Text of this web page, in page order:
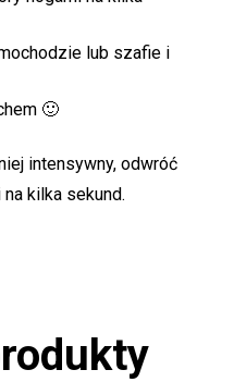
lub szafie i
🙂
intensywny, odwróć
kilka sekund.